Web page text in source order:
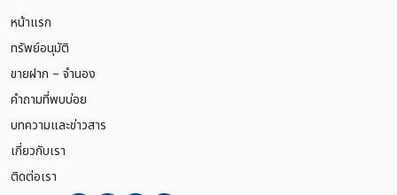
หน้าแรก
ทรัพย์อนุมัติ
ขายฝาก – จำนอง
คำถามที่พบบ่อย
บทความและข่าวสาร
เกี่ยวกับเรา
ติดต่อเรา